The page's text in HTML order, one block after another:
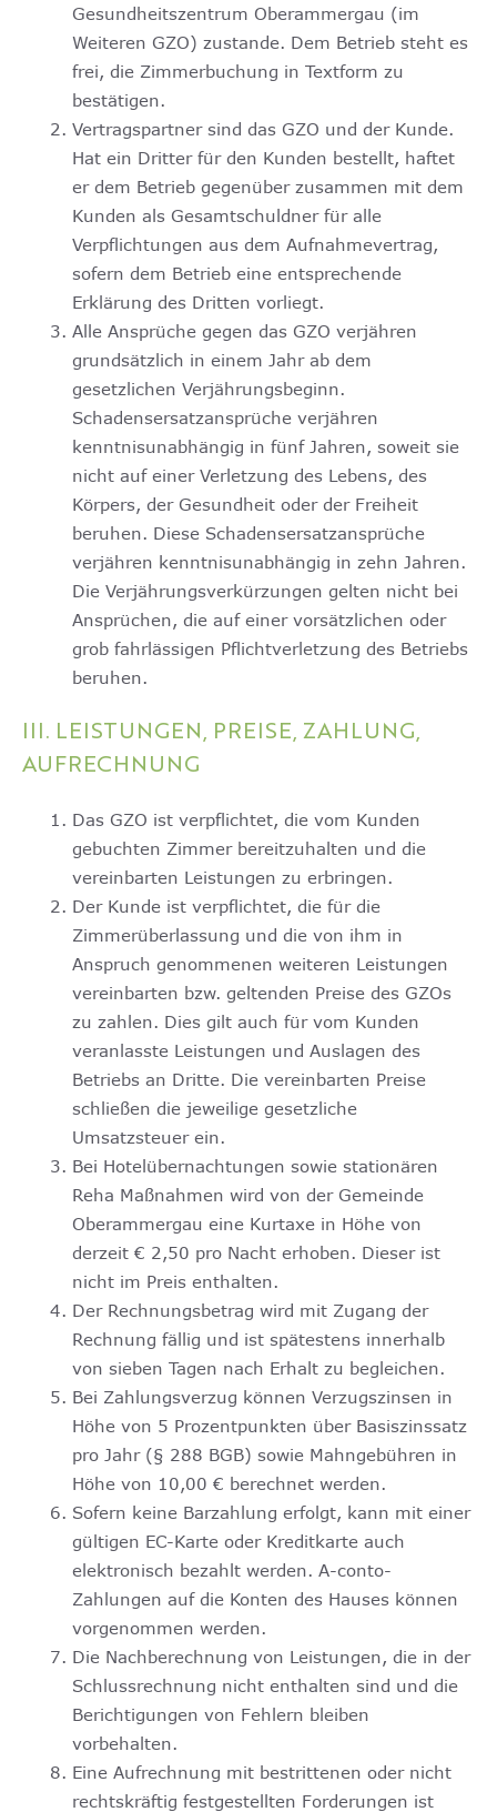
Gesundheitszentrum Oberammergau (im
Weiteren GZO) zustande. Dem Betrieb steht es
frei, die Zimmerbuchung in Textform zu
bestätigen.
Vertragspartner sind das GZO und der Kunde.
Hat ein Dritter für den Kunden bestellt, haftet
er dem Betrieb gegenüber zusammen mit dem
Kunden als Gesamtschuldner für alle
Verpflichtungen aus dem Aufnahmevertrag,
sofern dem Betrieb eine entsprechende
Erklärung des Dritten vorliegt.
Alle Ansprüche gegen das GZO verjähren
grundsätzlich in einem Jahr ab dem
gesetzlichen Verjährungsbeginn.
Schadensersatzansprüche verjähren
kenntnisunabhängig in fünf Jahren, soweit sie
nicht auf einer Verletzung des Lebens, des
Körpers, der Gesundheit oder der Freiheit
beruhen. Diese Schadensersatzansprüche
verjähren kenntnisunabhängig in zehn Jahren.
Die Verjährungsverkürzungen gelten nicht bei
Ansprüchen, die auf einer vorsätzlichen oder
grob fahrlässigen Pflichtverletzung des Betriebs
beruhen.
III. LEISTUNGEN, PREISE, ZAHLUNG,
AUFRECHNUNG
Das GZO ist verpflichtet, die vom Kunden
gebuchten Zimmer bereitzuhalten und die
vereinbarten Leistungen zu erbringen.
Der Kunde ist verpflichtet, die für die
Zimmerüberlassung und die von ihm in
Anspruch genommenen weiteren Leistungen
vereinbarten bzw. geltenden Preise des GZOs
zu zahlen. Dies gilt auch für vom Kunden
veranlasste Leistungen und Auslagen des
Betriebs an Dritte. Die vereinbarten Preise
schließen die jeweilige gesetzliche
Umsatzsteuer ein.
Bei Hotelübernachtungen sowie stationären
Reha Maßnahmen wird von der Gemeinde
Oberammergau eine Kurtaxe in Höhe von
derzeit € 2,50 pro Nacht erhoben. Dieser ist
nicht im Preis enthalten.
Der Rechnungsbetrag wird mit Zugang der
Rechnung fällig und ist spätestens innerhalb
von sieben Tagen nach Erhalt zu begleichen.
Bei Zahlungsverzug können Verzugszinsen in
Höhe von 5 Prozentpunkten über Basiszinssatz
pro Jahr (§ 288 BGB) sowie Mahngebühren in
Höhe von 10,00 € berechnet werden.
Sofern keine Barzahlung erfolgt, kann mit einer
gültigen EC-Karte oder Kreditkarte auch
elektronisch bezahlt werden. A-conto-
Zahlungen auf die Konten des Hauses können
vorgenommen werden.
Die Nachberechnung von Leistungen, die in der
Schlussrechnung nicht enthalten sind und die
Berichtigungen von Fehlern bleiben
vorbehalten.
Eine Aufrechnung mit bestrittenen oder nicht
rechtskräftig festgestellten Forderungen ist